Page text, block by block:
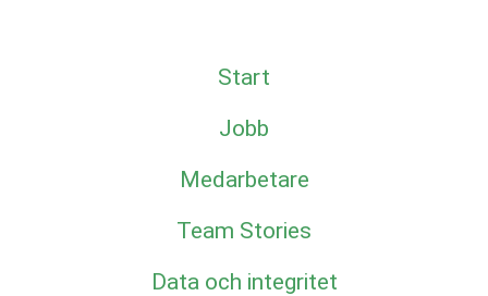
Start
Jobb
Medarbetare
Team Stories
Data och integritet